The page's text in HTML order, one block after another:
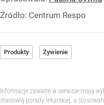
Źródło: Centrum Respo
Produkty Żywienie
Informacje zawarte w serwisie mają
stanowią porady lekarskiej, a